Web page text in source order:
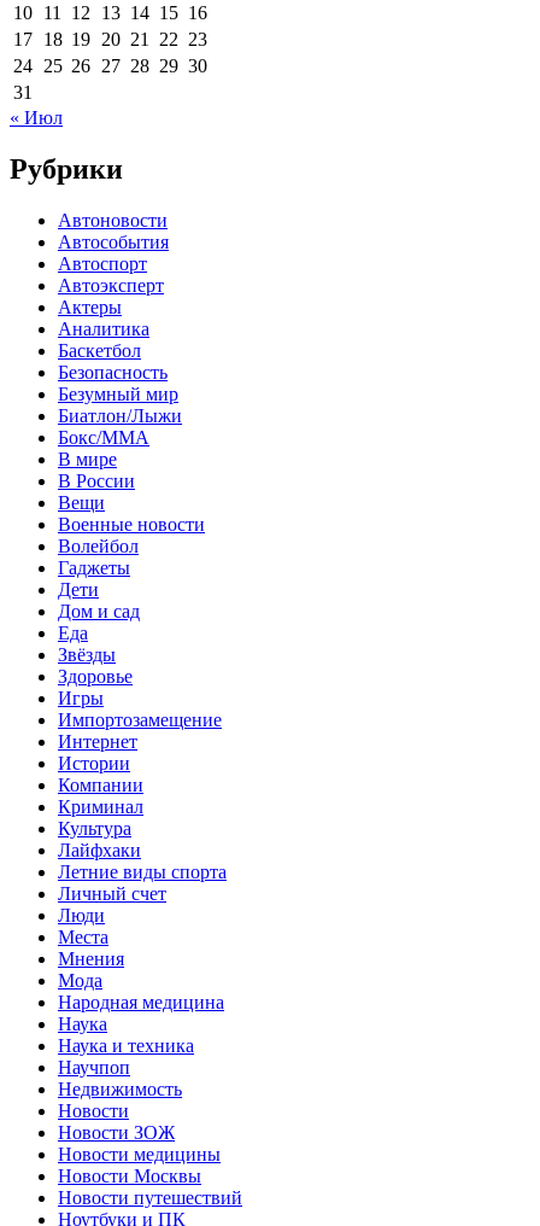
10 11 12 13 14 15 16
17 18 19 20 21 22 23
24 25 26 27 28 29 30
31
« Июл
Рубрики
Автоновости
Автособытия
Автоспорт
Автоэксперт
Актеры
Аналитика
Баскетбол
Безопасность
Безумный мир
Биатлон/Лыжи
Бокс/MMA
В мире
В России
Вещи
Военные новости
Волейбол
Гаджеты
Дети
Дом и сад
Еда
Звёзды
Здоровье
Игры
Импортозамещение
Интернет
Истории
Компании
Криминал
Культура
Лайфхаки
Летние виды спорта
Личный счет
Люди
Места
Мнения
Мода
Народная медицина
Наука
Наука и техника
Научпоп
Недвижимость
Новости
Новости ЗОЖ
Новости медицины
Новости Москвы
Новости путешествий
Ноутбуки и ПК